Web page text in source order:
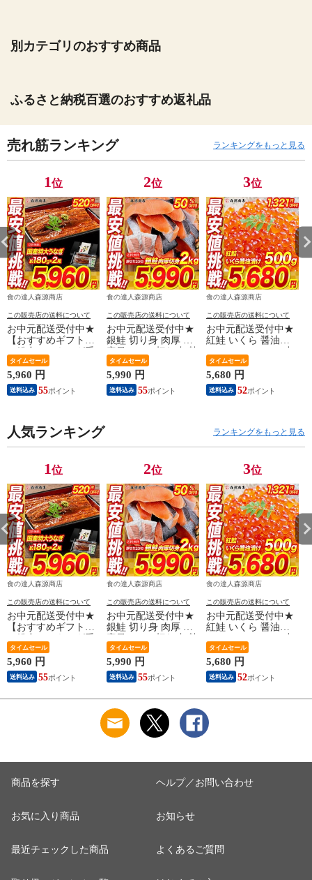
別カテゴリのおすすめ商品
ふるさと納税百選のおすすめ返礼品
売れ筋ランキング ランキングをもっと見る
1位
食の達人森源商店
この販売店の送料について
お中元配送受付中★
【おすすめギフト】
賞の鰻／ うなぎ 鰻
国産 無投薬うなぎ
180g前後×2本 送料無
料 山椒鰻たれ付お取
値挑戦！6480円
→5960円セール】
タイムセール
5,960 円
送料込み 55
2位
食の達人森源商店
この販売店の送料について
お中元配送受付中★
銀鮭 切り身 肉厚 大
用 さけ 鮭 焼き鮭 チ
リ産 朝食 おかず お
取り寄せグルメ 食品
【最安値挑戦！11980
タイムセール
5,990 円
送料込み 55
3位
食の達人森源商店
この販売店の送料について
お中元配送受付中★
紅鮭 いくら 醤油漬
粒 送料無料 お取り
寄せグルメ 食品 海
鮮 【最安値に挑戦！
7000円→5680円セー
タイムセール
5,680 円
送料込み 52
人気ランキング ランキングをもっと見る
1位
食の達人森源商店
この販売店の送料について
お中元配送受付中★
【おすすめギフト】
賞の鰻／ うなぎ 鰻
国産 無投薬うなぎ
180g前後×2本 送料無
料 山椒鰻たれ付お取
タイムセール
5,960 円
送料込み 55
2位
食の達人森源商店
この販売店の送料について
お中元配送受付中★
銀鮭 切り身 肉厚 大
用 さけ 鮭 焼き鮭 チ
リ産 朝食 おかず お
取り寄せグルメ 食品
【最安値挑戦！11980
タイムセール
5,990 円
送料込み 55
3位
食の達人森源商店
この販売店の送料について
お中元配送受付中★
紅鮭 いくら 醤油漬
粒 送料無料 お取り
寄せグルメ 食品 海
鮮 【最安値に挑戦！
7000円→5680円セー
タイムセール
5,680 円
送料込み 52
商品を探す
お気に入り商品
最近チェックした商品
ヘルプ／お問い合わせ
お知らせ
よくあるご質問